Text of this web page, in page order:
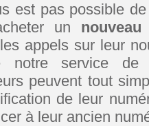
est pas possible
un
appels sur leur
notre service
peuvent tout
de leur
à leur ancien